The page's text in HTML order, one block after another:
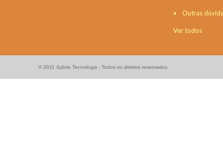
Outras
Ver todos
© 2011 Sybria Tecnologia - Todos os direitos reservados.